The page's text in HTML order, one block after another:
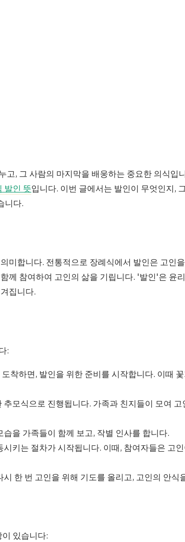
고, 그 사람의 마지막을 배웅하는 중요한 의식입
발인 뜻입니다. 이번 글에서는 발인이 무엇인지,
니다.
미합니다. 전통적으로 장례식에서 발인은 고인
께 참여하여 고인의 삶을 기립니다. '발인'은 윤
집니다.
:
착하면, 발인을 위한 준비를 시작합니다. 이때
모식으로 진행됩니다. 가족과 친지들이 모여 고
습을 가족들이 함께 보고, 작별 인사를 합니다.
시키는 절차가 시작됩니다. 이때, 참여자들은 고
시 한 번 고인을 위해 기도를 올리고, 고인의 안식
있습니다: